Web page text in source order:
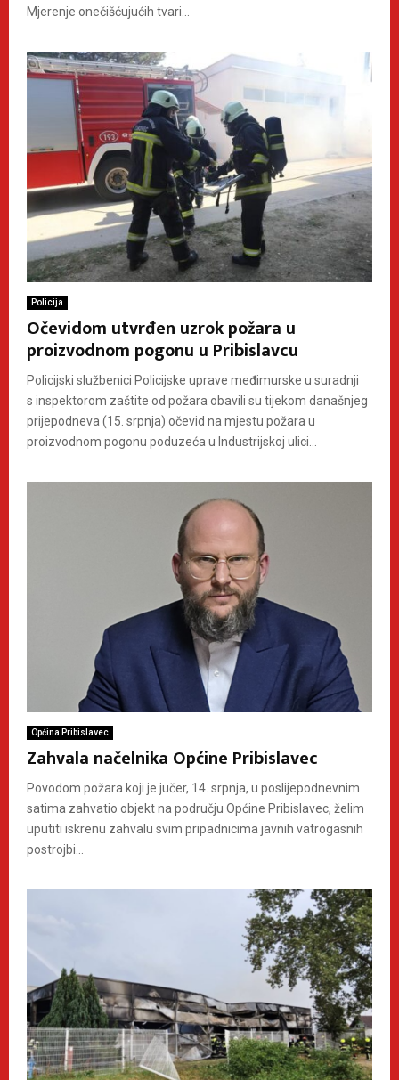
Mjerenje onečišćujućih tvari...
Policija
Očevidom utvrđen uzrok požara u
proizvodnom pogonu u Pribislavcu
Policijski službenici Policijske uprave međimurske u suradnji
s inspektorom zaštite od požara obavili su tijekom današnjeg
prijepodneva (15. srpnja) očevid na mjestu požara u
proizvodnom pogonu poduzeća u Industrijskoj ulici...
Općina Pribislavec
Zahvala načelnika Općine Pribislavec
Povodom požara koji je jučer, 14. srpnja, u poslijepodnevnim
satima zahvatio objekt na području Općine Pribislavec, želim
uputiti iskrenu zahvalu svim pripadnicima javnih vatrogasnih
postrojbi...